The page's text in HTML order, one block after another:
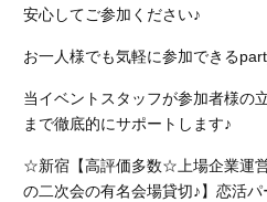
安心してご参加ください♪
お一人様でも気軽に参加できる
当イベントスタッフが参加者様の
まで徹底的にサポートします♪
☆新宿【高評価多数☆上場企業運
の二次会の有名会場貸切♪】恋活パ